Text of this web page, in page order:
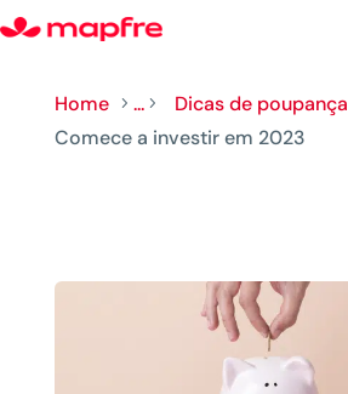
Home 5 ... 5 Dicas de poupança
Comece a investir em 2023